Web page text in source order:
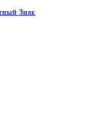
Знак